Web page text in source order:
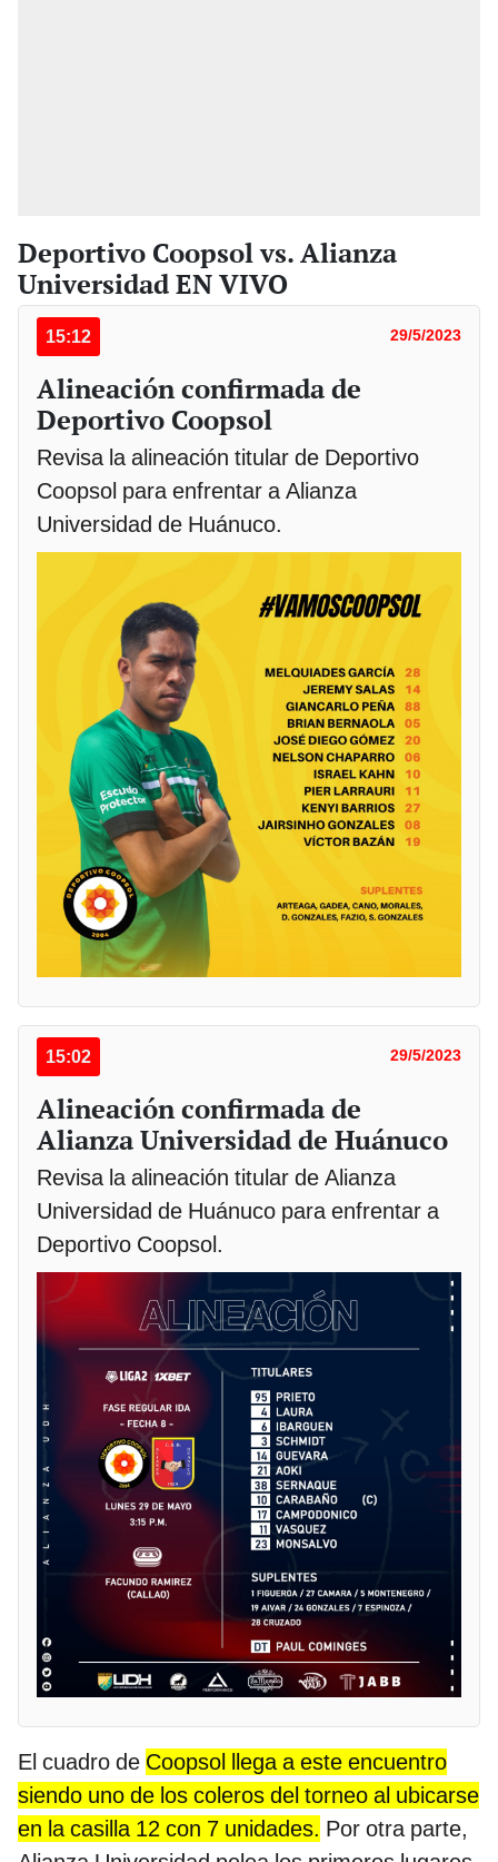
Deportivo Coopsol vs. Alianza
Universidad EN VIVO
15:12 29/5/2023
Alineación confirmada de
Deportivo Coopsol
Revisa la alineación titular de Deportivo
Coopsol para enfrentar a Alianza
Universidad de Huánuco.
15:02 29/5/2023
Alineación confirmada de
Alianza Universidad de Huánuco
Revisa la alineación titular de Alianza
Universidad de Huánuco para enfrentar a
Deportivo Coopsol.
El cuadro de Coopsol llega a este encuentro
siendo uno de los coleros del torneo al ubicarse
en la casilla 12 con 7 unidades. Por otra parte,